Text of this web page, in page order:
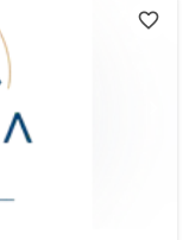
favorite_border